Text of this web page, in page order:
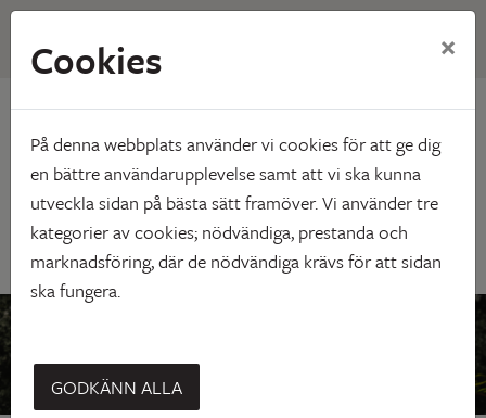
Hem Vårt utbud Komfort +
Komfort +
Cookies ×
På denna webbplats använder vi cookies för att ge dig
en bättre användarupplevelse samt att vi ska kunna
utveckla sidan på bästa sätt framöver. Vi använder tre
kategorier av cookies; nödvändiga, prestanda och
marknadsföring, där de nödvändiga krävs för att sidan
ska fungera.
GODKÄNN ALLA